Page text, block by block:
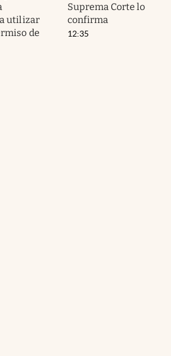
utilizar
de
Suprema Corte lo
confirma
12:35